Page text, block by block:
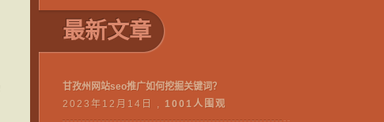
最新文章
甘孜州网站seo推广如何挖掘关键词？
2023年12月14日 , 1001人围观